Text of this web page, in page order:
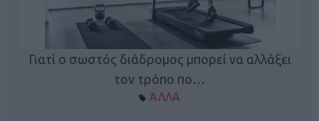
Γιατί ο σωστός διάδρομος μπορεί να αλλάξει
τον τρόπο πο…
ΆΛΛΑ